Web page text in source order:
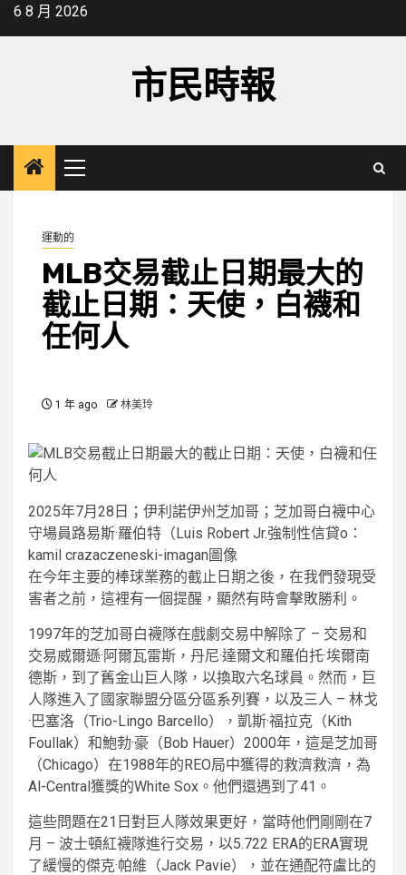
Skip6 8 月 2026
市民時報
Primary
Menu
運動的
MLB交易截止日期最大的
截止日期：天使，白襪和
任何人
1 年 ago 林美玲
2025年7月28日；伊利諾伊州芝加哥；芝加哥白襪中心
守場員路易斯·羅伯特（Luis Robert Jr.強制性信貸o：
kamil crazaczeneski-imagan圖像
在今年主要的棒球業務的截止日期之後，在我們發現受
害者之前，這裡有一個提醒，顯然有時會擊敗勝利。
1997年的芝加哥白襪隊在戲劇交易中解除了 – 交易和
交易威爾遜·阿爾瓦雷斯，丹尼·達爾文和羅伯托·埃爾南
德斯，到了舊金山巨人隊，以換取六名球員。然而，巨
人隊進入了國家聯盟分區分區系列賽，以及三人 – 林戈
·巴塞洛（Trio-Lingo Barcello），凱斯·福拉克（Kith
Foullak）和鮑勃·豪（Bob Hauer）2000年，這是芝加哥
（Chicago）在1988年的REO局中獲得的救濟救濟，為
Al-Central獲獎的White Sox。他們還遇到了41。
這些問題在21日對巨人隊效果更好，當時他們剛剛在7
月 – 波士頓紅襪隊進行交易，以5.722 ERA的ERA實現
了緩慢的傑克·帕維（Jack Pavie），並在通配符盧比的